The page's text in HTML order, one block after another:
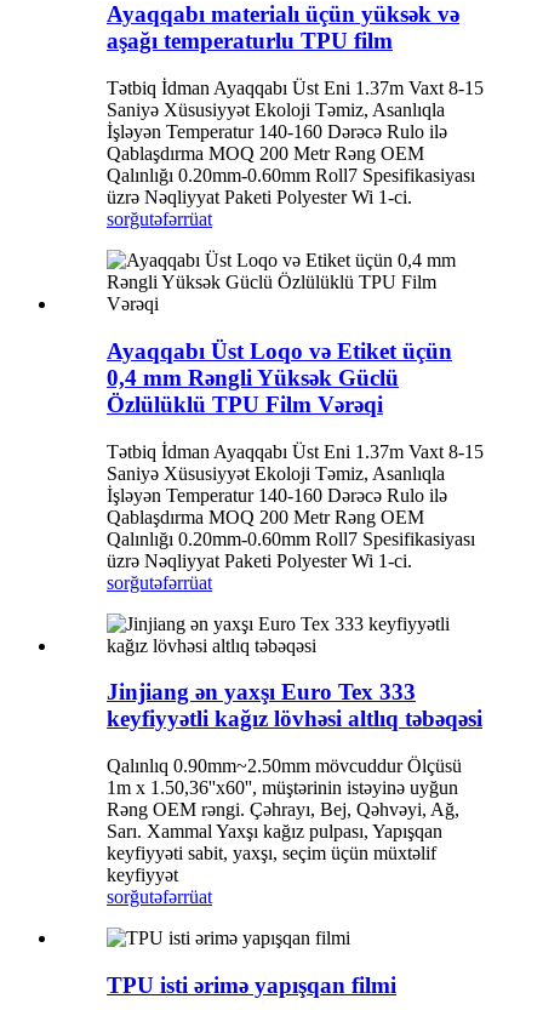
Ayaqqabı materialı üçün yüksək və
aşağı temperaturlu TPU film
Tətbiq İdman Ayaqqabı Üst Eni 1.37m Vaxt 8-15
Saniyə Xüsusiyyət Ekoloji Təmiz, Asanlıqla
İşləyən Temperatur 140-160 Dərəcə Rulo ilə
Qablaşdırma MOQ 200 Metr Rəng OEM
Qalınlığı 0.20mm-0.60mm Roll7 Spesifikasiyası
üzrə Nəqliyyat Paketi Polyester Wi 1-ci.
sorğutəfərrüat
Ayaqqabı Üst Loqo və Etiket üçün
0,4 mm Rəngli Yüksək Güclü
Özlülüklü TPU Film Vərəqi
Tətbiq İdman Ayaqqabı Üst Eni 1.37m Vaxt 8-15
Saniyə Xüsusiyyət Ekoloji Təmiz, Asanlıqla
İşləyən Temperatur 140-160 Dərəcə Rulo ilə
Qablaşdırma MOQ 200 Metr Rəng OEM
Qalınlığı 0.20mm-0.60mm Roll7 Spesifikasiyası
üzrə Nəqliyyat Paketi Polyester Wi 1-ci.
sorğutəfərrüat
Jinjiang ən yaxşı Euro Tex 333
keyfiyyətli kağız lövhəsi altlıq təbəqəsi
Qalınlıq 0.90mm~2.50mm mövcuddur Ölçüsü
1m x 1.50,36''x60'', müştərinin istəyinə uyğun
Rəng OEM rəngi. Çəhrayı, Bej, Qəhvəyi, Ağ,
Sarı. Xammal Yaxşı kağız pulpası, Yapışqan
keyfiyyəti sabit, yaxşı, seçim üçün müxtəlif
keyfiyyət
sorğutəfərrüat
TPU isti ərimə yapışqan filmi